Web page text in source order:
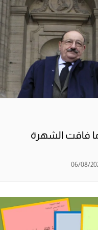
فاقت الشهرة
06/08/